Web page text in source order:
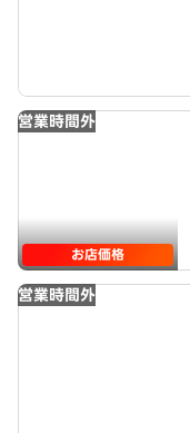
営業時間外
お店価格
営業時間外